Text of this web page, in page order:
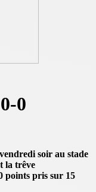
0
soir au stade
la trêve
points pris sur 15